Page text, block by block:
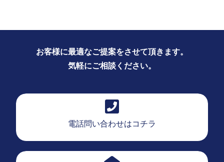
お客様に最適なご提案をさせて頂きます。
気軽にご相談ください。
電話問い合わせはコチラ